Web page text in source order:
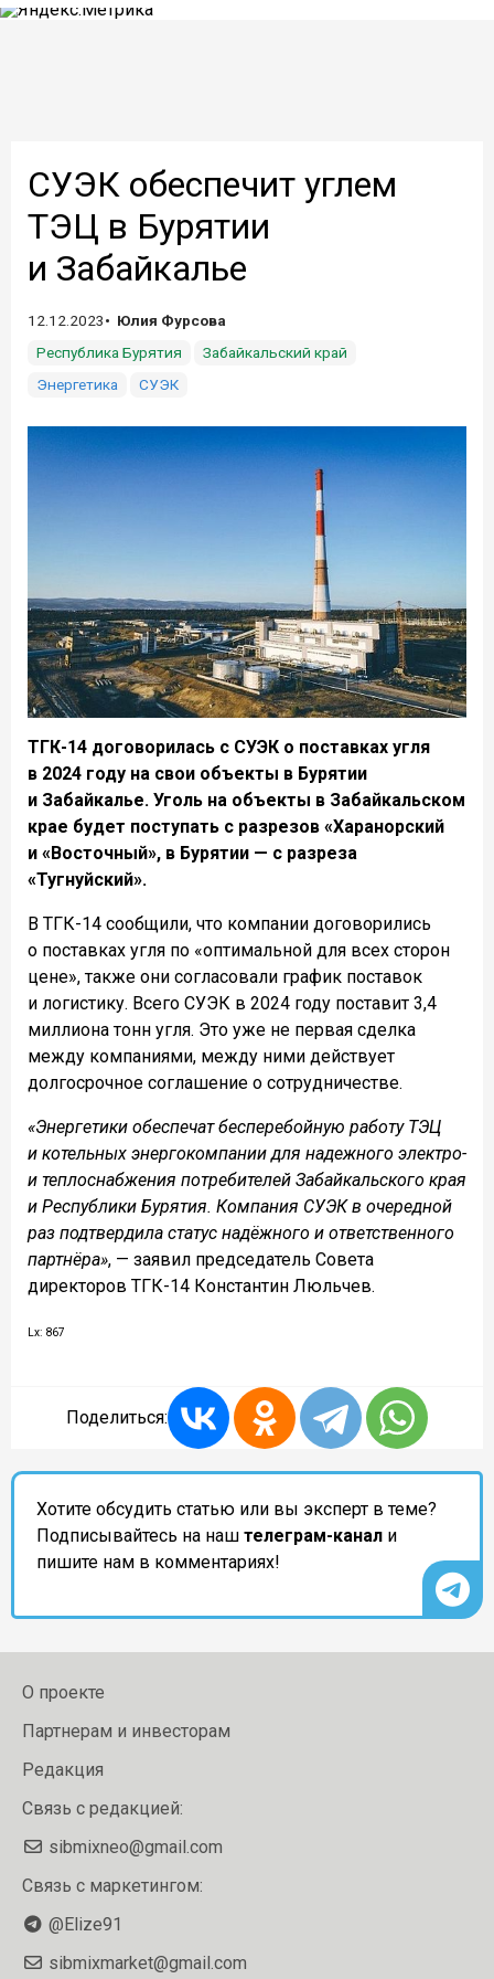
СУЭК обеспечит углем
ТЭЦ в Бурятии
и Забайкалье
12.12.2023
Юлия Фурсова
Республика Бурятия
Забайкальский край
Энергетика
СУЭК
ТГК-14 договорилась с СУЭК о поставках угля
в 2024 году на свои объекты в Бурятии
и Забайкалье. Уголь на объекты в Забайкальском
крае будет поступать с разрезов «Харанорский
и «Восточный», в Бурятии — с разреза
«Тугнуйский».
В ТГК-14 сообщили, что компании договорились
о поставках угля по «оптимальной для всех сторон
цене», также они согласовали график поставок
и логистику. Всего СУЭК в 2024 году поставит 3,4
миллиона тонн угля. Это уже не первая сделка
между компаниями, между ними действует
долгосрочное соглашение о сотрудничестве.
«Энергетики обеспечат бесперебойную работу ТЭЦ
и котельных энергокомпании для надежного электро-
и теплоснабжения потребителей Забайкальского края
и Республики Бурятия. Компания СУЭК в очередной
раз подтвердила статус надёжного и ответственного
партнёра», — заявил председатель Совета
директоров ТГК-14 Константин Люльчев.
Lx: 867
Поделиться:
Хотите обсудить статью или вы эксперт в теме?
Подписывайтесь на наш телеграм-канал и
пишите нам в комментариях!
О проекте
Партнерам и инвесторам
Редакция
Связь с редакцией:
sibmixneo@gmail.com
Связь с маркетингом:
@Elize91
sibmixmarket@gmail.com